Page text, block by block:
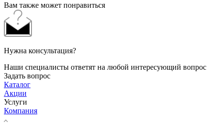
Вам также может понравиться
Нужна консультация?
Наши специалисты ответят на любой интересующий вопрос
Задать вопрос
Каталог
Акции
Услуги
Компания